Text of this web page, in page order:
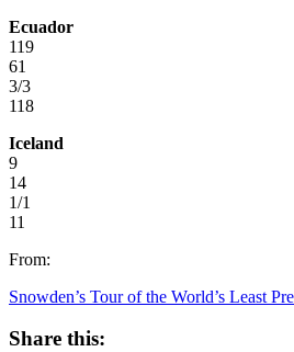
Ecuador
119
61
3/3
118
Iceland
9
14
1/1
11
From:
Snowden’s Tour of the World’s Least
Share this: